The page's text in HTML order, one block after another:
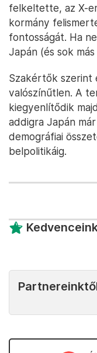
felkeltette, az X-
kormány
fontosságát. Ha
Japán (és sok
Szakértők szerint
valószínűtlen. A
kiegyenlítődik
addigra Japán
demográfiai
belpolitikáig.